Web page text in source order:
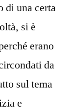
di una certa
si è
erano
da
sul tema
e